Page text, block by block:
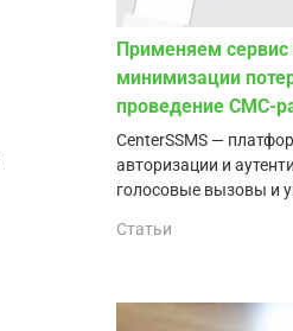
Применяем сервис
минимизации
проведение СМС-
CenterSSMS —
авторизации и
голосовые вызовы и
Статьи